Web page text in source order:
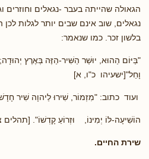
הגאולה שהייתה בעבר -נגאלים וחוזרים
נגאלים, שוב אינם שבים יותר לגלות
בלשון זכר. כמו שנאמר:
"בַּיּוֹם הַהוּא, יוּשַׁר הַשִּׁיר-הַזֶּה בְּאֶרֶץ
וָחֵל"[ישעיהו כ"ו, א]
ועוד כתוב: "מִזְמוֹר, שִׁירוּ לַיהוָה שִׁיר
הוֹשִׁיעָה-לּוֹ יְמִינוֹ, וּזְרוֹעַ קָדְשׁוֹ".
שירת החיים.